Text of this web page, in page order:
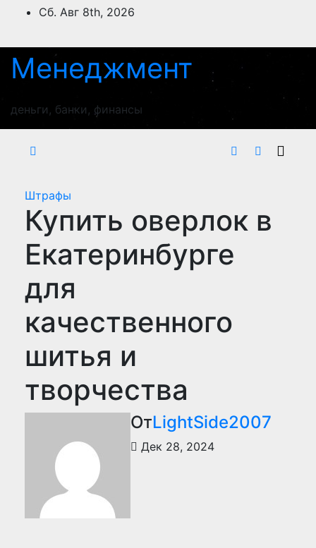
ПерейтиСб. Авг 8th, 2026
Менеджмент
деньги, банки, финансы
Штрафы
Купить оверлок в
Екатеринбурге
для
качественного
шитья и
творчества
ОтLightSide2007
Дек 28, 2024